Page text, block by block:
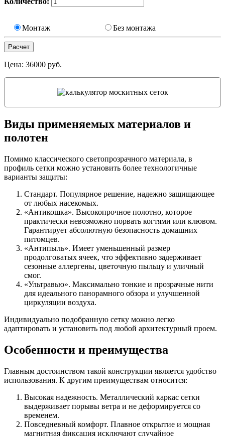
Монтаж Без монтажа
Цена: 36000 руб.
Виды применяемых материалов и
полотен
Помимо классического светопрозрачного материала, в
профиль сетки можно установить более технологичные
варианты защиты:
Стандарт. Популярное решение, надежно защищающее
от любых насекомых.
«Антикошка». Высокопрочное полотно, которое
практически невозможно порвать когтями или клювом.
Гарантирует абсолютную безопасность домашних
питомцев.
«Антипыль». Имеет уменьшенный размер
продолговатых ячеек, что эффективно задерживает
сезонные аллергены, цветочную пыльцу и уличный
смог.
«Ультравью». Максимально тонкие и прозрачные нити
для идеального панорамного обзора и улучшенной
циркуляции воздуха.
Индивидуально подобранную сетку можно легко
адаптировать и установить под любой архитектурный проем.
Особенности и преимущества
Главным достоинством такой конструкции является удобство
использования. К другим преимуществам относится:
Высокая надежность. Металлический каркас сетки
выдерживает порывы ветра и не деформируется со
временем.
Повседневный комфорт. Плавное открытие и мощная
магнитная фиксация исключают случайное